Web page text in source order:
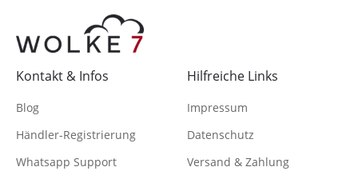
Kontakt & Infos
Blog
Händler-Registrierung
Whatsapp Support
Hilfreiche Links
Impressum
Datenschutz
Versand & Zahlung